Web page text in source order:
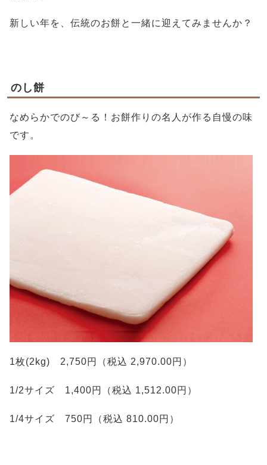
新しい年を、伝統のお餅と一緒に迎えてみませんか？
のし餅
なめらかでのび～る！お餅作りの名人が作る自慢の味
です。
1枚(2kg) 2,750円（税込 2,970.00円）
1/2サイズ 1,400円（税込 1,512.00円）
1/4サイズ 750円（税込 810.00円）